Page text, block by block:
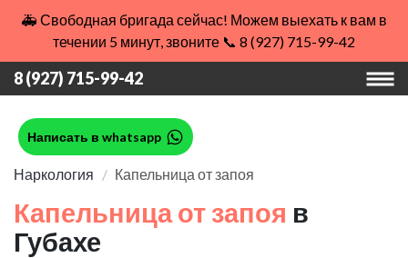
🚑 Свободная бригада сейчас! Можем выехать к вам в
течении 5 минут, звоните 📞 8 (927) 715-99-42
8 (927) 715-99-42
Написать в whatsapp
Наркология Капельница от запоя
Капельница от запоя в
Губахе